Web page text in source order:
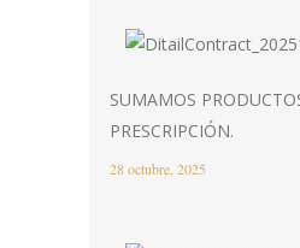
SUMAMOS
PRESCRIPCIÓN.
28 octubre, 2025